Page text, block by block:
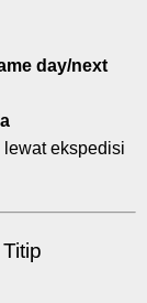
day/next
ekspedisi